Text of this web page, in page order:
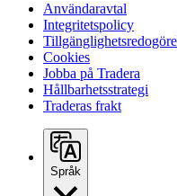
Användaravtal
Integritetspolicy
Cookies
Jobba på Tradera
Hållbarhetsstrategi
Traderas frakt
Språk